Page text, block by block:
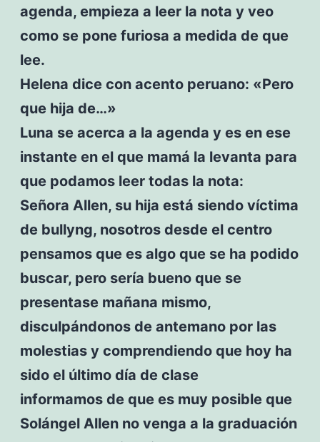
agenda, empieza a leer la nota y veo
como se pone furiosa a medida de que
lee.
Helena dice con acento peruano: «Pero
que hija de…»
Luna se acerca a la agenda y es en ese
instante en el que mamá la levanta para
que podamos leer todas la nota:
Señora Allen, su hija está siendo víctima
de bullyng, nosotros desde el centro
pensamos que es algo que se ha podido
buscar, pero sería bueno que se
presentase mañana mismo,
disculpándonos de antemano por las
molestias y comprendiendo que hoy ha
sido el último día de clase
informamos de que es muy posible que
Solángel Allen no venga a la graduación